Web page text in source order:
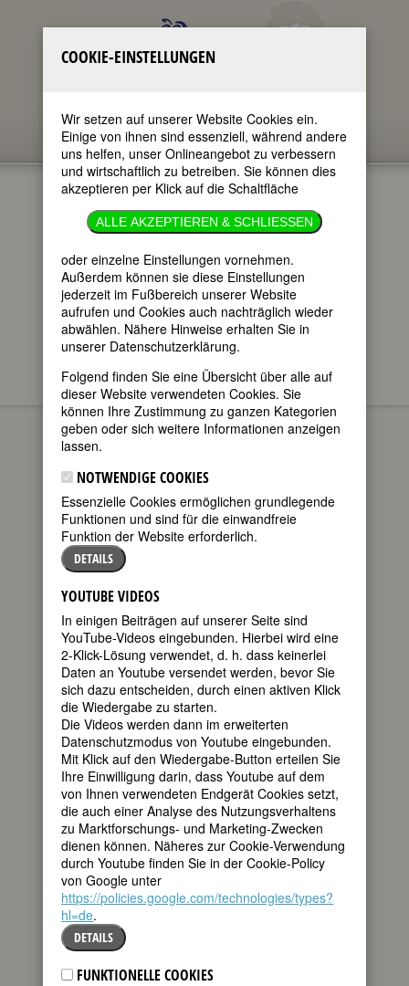
»LAUT &
LUISE«
im ganzen Text
nur in Titeln
MIT KAUFLAND DIE EM ERLEBEN
Luise F. Pusch 17.06.2012
8
Kommentare
Eigentlich braucht frau, um die EM zu
erleben, nur einen funktionierenden
Fernseher und eine Sitzgelegenheit.
Wenn sie nicht gerade in der Einöde
wohnt, braucht sie nicht mal das. Dann
muss sie nur in die nächste Kneipe
Großbildschirmen und in HD gezeigt
werden. Bei meinem täglichen
Spaziergang durch die Nachbarschaft
sah ich es heute überall angezeigt.
Manche Kneipen bringen alle Spiele,
andere nur die „Deutschlandspiele“ -
das Wort kannte ich vorher auch nicht,
aber es passt, denn ich sehe auch nur
die „Deutschlandspiele“. Mehr
Zeitaufwand lohnt…
MEHR
»LAUT & LUISE«
Start
COOKIE-EINSTELLUNGEN
Wir setzen auf unserer Website Cookies ein.
Einige von ihnen sind essenziell, während andere
uns helfen, unser Onlineangebot zu verbessern
und wirtschaftlich zu betreiben. Sie können dies
akzeptieren per Klick auf die Schaltfläche
ALLE AKZEPTIEREN & SCHLIESSEN
oder einzelne Einstellungen vornehmen.
Außerdem können sie diese Einstellungen
jederzeit im Fußbereich unserer Website
aufrufen und Cookies auch nachträglich wieder
abwählen. Nähere Hinweise erhalten Sie in
unserer Datenschutzerklärung.
Folgend finden Sie eine Übersicht über alle auf
dieser Website verwendeten Cookies. Sie
können Ihre Zustimmung zu ganzen Kategorien
geben oder sich weitere Informationen anzeigen
lassen.
NOTWENDIGE COOKIES
Essenzielle Cookies ermöglichen grundlegende
Funktionen und sind für die einwandfreie
Funktion der Website erforderlich.
DETAILS
YOUTUBE VIDEOS
In einigen Beiträgen auf unserer Seite sind
YouTube-Videos eingebunden. Hierbei wird eine
2-Klick-Lösung verwendet, d. h. dass keinerlei
Daten an Youtube versendet werden, bevor Sie
sich dazu entscheiden, durch einen aktiven Klick
die Wiedergabe zu starten.
Die Videos werden dann im erweiterten
Datenschutzmodus von Youtube eingebunden.
Mit Klick auf den Wiedergabe-Button erteilen Sie
Ihre Einwilligung darin, dass Youtube auf dem
von Ihnen verwendeten Endgerät Cookies setzt,
die auch einer Analyse des Nutzungsverhaltens
zu Marktforschungs- und Marketing-Zwecken
dienen können. Näheres zur Cookie-Verwendung
durch Youtube finden Sie in der Cookie-Policy
von Google unter
https://policies.google.com/technologies/types?
hl=de.
DETAILS
FUNKTIONELLE COOKIES